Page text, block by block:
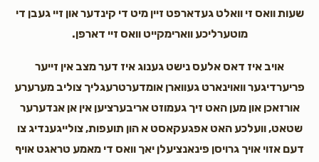
שעות וואס זי וואלט געדארפט זיין מיט די קינדער און זיי געבן די
מוטערליכע ווארימקייט וואס זיי דארפן.
אויב איז דאס אלעס נישט גענוג איז דער מצב אין זייער
פריערדיגער וואוינארט געווארן אומדערטרעגליך צוליב מערערע
אורזאכן און מען האט זיך געמוזט אריבערציען אין אן אנדערער
שטאט, וועלכע האט אפגעקאסט א הון תועפות, צולייגענדיג צו
דעם אזוי אויך גרויסן פינאנציעלן יאך וואס די מאמע טראגט אויף